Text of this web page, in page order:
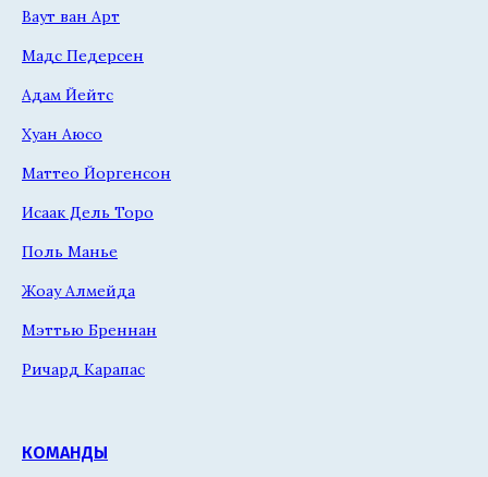
Ваут ван Арт
Мадс Педерсен
Адам Йейтс
Хуан Аюсо
Маттео Йоргенсон
Исаак Дель Торо
Поль Манье
Жоау Алмейда
Мэттью Бреннан
Ричард Карапас
КОМАНДЫ